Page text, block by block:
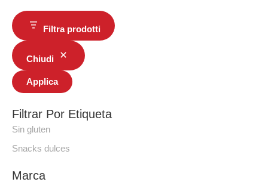
Filtra prodotti
Chiudi
Applica
Filtrar Por Etiqueta
Sin gluten
Snacks dulces
Marca